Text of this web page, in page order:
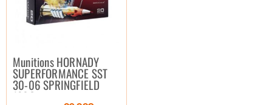
Munitions HORNADY
SUPERFORMANCE SST
30-06 SPRINGFIELD
180Gr